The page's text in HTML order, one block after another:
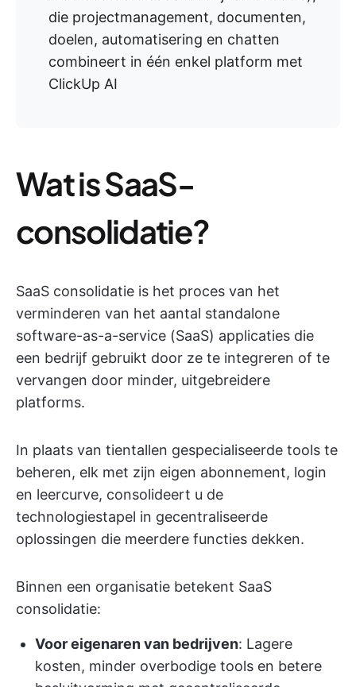
die projectmanagement, documenten,
doelen, automatisering en chatten
combineert in één enkel platform met
ClickUp AI
Wat is SaaS-
consolidatie?
SaaS consolidatie is het proces van het
verminderen van het aantal standalone
software-as-a-service (SaaS) applicaties die
een bedrijf gebruikt door ze te integreren of te
vervangen door minder, uitgebreidere
platforms.
In plaats van tientallen gespecialiseerde tools te
beheren, elk met zijn eigen abonnement, login
en leercurve, consolideert u de
technologiestapel in gecentraliseerde
oplossingen die meerdere functies dekken.
Binnen een organisatie betekent SaaS
consolidatie:
Voor eigenaren van bedrijven: Lagere
kosten, minder overbodige tools en betere